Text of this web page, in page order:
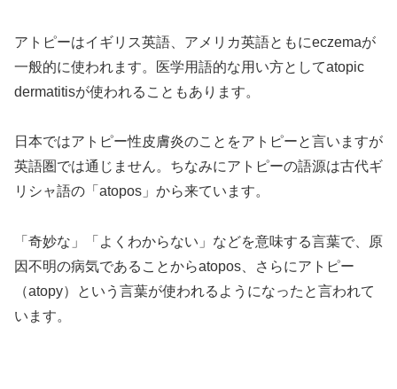
アトピーはイギリス英語、アメリカ英語ともにeczemaが
一般的に使われます。医学用語的な用い方としてatopic
dermatitisが使われることもあります。
日本ではアトピー性皮膚炎のことをアトピーと言いますが
英語圏では通じません。ちなみにアトピーの語源は古代ギ
リシャ語の「atopos」から来ています。
「奇妙な」「よくわからない」などを意味する言葉で、原
因不明の病気であることからatopos、さらにアトピー
（atopy）という言葉が使われるようになったと言われて
います。